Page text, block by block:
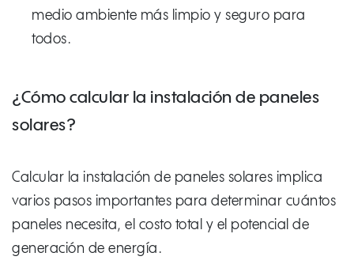
medio ambiente más limpio y seguro para
todos.
¿Cómo calcular la instalación de paneles
solares?
Calcular la instalación de paneles solares implica
varios pasos importantes para determinar cuántos
paneles necesita, el costo total y el potencial de
generación de energía.